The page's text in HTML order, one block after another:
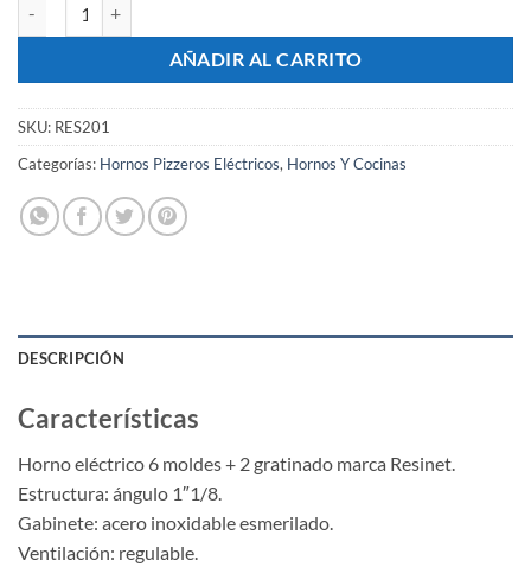
AÑADIR AL CARRITO
SKU: RES201
Categorías: Hornos Pizzeros Eléctricos, Hornos Y Cocinas
DESCRIPCIÓN
Características
Horno eléctrico 6 moldes + 2 gratinado marca Resinet.
Estructura: ángulo 1″1/8.
Gabinete: acero inoxidable esmerilado.
Ventilación: regulable.